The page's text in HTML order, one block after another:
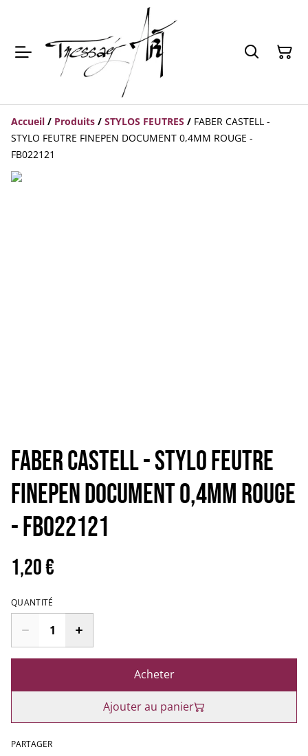
Accueil / Produits / STYLOS FEUTRES / FABER CASTELL -
STYLO FEUTRE FINEPEN DOCUMENT 0,4MM ROUGE -
FB022121
FABER CASTELL - STYLO FEUTRE
FINEPEN DOCUMENT 0,4MM ROUGE
- FB022121
1,20 €
QUANTITÉ
Acheter
Ajouter au panier
PARTAGER